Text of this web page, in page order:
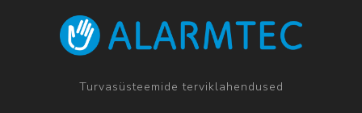
Turvasüsteemide terviklahendused